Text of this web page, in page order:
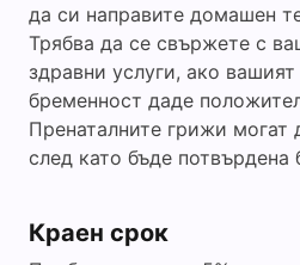
да си направите домашен
Трябва да се свържете с
здравни услуги, ако
бременност даде
Пренаталните грижи могат
след като бъде потвърдена
Краен срок